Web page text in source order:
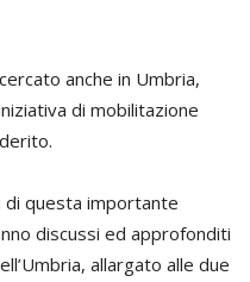
anche in Umbria,
di mobilitazione
di questa importante
discussi ed approfonditi
allargato alle due